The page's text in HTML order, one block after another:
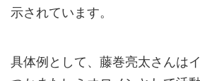
示されています。
具体例として、藤巻亮太さんは